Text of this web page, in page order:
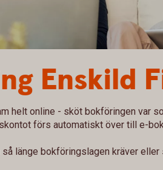
Enskild
helt online - sköt bokföringen var
förs automatiskt över till e-
länge bokföringslagen kräver eller